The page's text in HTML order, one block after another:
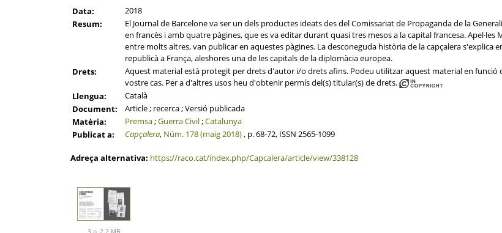
Data:
2018
Resum:
El Journal de Barcelone va ser un dels productes ideats des del Comissariat de Propaganda de la
en francès i amb quatre pàgines, que es va editar durant quasi tres mesos a la capital francesa.
entre molts altres, van publicar en aquestes pàgines. La desconeguda història de la capçalera
republicà a França, aleshores una de les capitals de la diplomàcia europea.
Drets:
Aquest material està protegit per drets d'autor i/o drets afins. Podeu utilitzar aquest material en
vostre cas. Per a d'altres usos heu d'obtenir permís del(s) titular(s) de drets.
Llengua:
Català
Document:
Article ; recerca ; Versió publicada
Matèria:
Premsa;Guerra Civil;Catalunya
Publicat a:
Capçalera, Núm. 178 (maig 2018), p. 68-72, ISSN 2565-1099
Adreça alternativa: https://raco.cat/index.php/Capcalera/article/view/338128
3 p, 2.2 MB